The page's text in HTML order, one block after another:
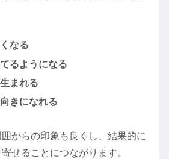
なる
るようになる
まれる
きになれる
からの印象も良くし、結果的に
せることにつながります。